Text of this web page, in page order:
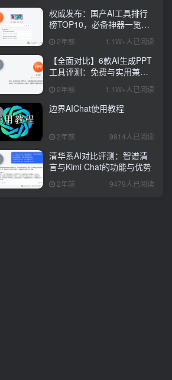
权威发布：国产AI工具排行
榜TOP10，必备神器一览无
2年前 1.1W+人已阅读
【全面对比】6款AI生成PPT
工具评测：免费与实用兼
具，哪款更胜一筹？
2年前 1.1W+人已阅读
边界AIChat使用教程
2年前 9814人已阅读
清华系AI对比评测：智谱清
言与Kimi Chat的功能与优势
2年前 9479人已阅读